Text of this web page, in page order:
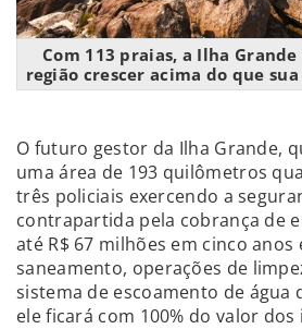
Com 113 praias, a Ilha
região crescer acima do que
O futuro gestor da Ilha Grande,
uma área de 193 quilômetros
três policiais exercendo a
contrapartida pela cobrança de
até R$ 67 milhões em cinco anos
saneamento, operações de
sistema de escoamento de água
ele ficará com 100% do valor dos